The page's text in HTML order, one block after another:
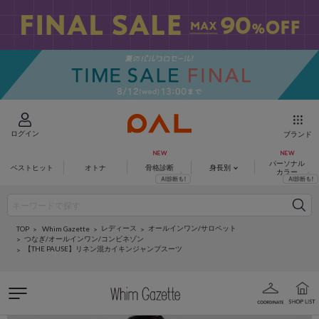
ログイン ブランド
ベストヒット オトナ 骨格診断 身長別
パーソナル
カラー
TOP Whim Gazette レディース
オールインワン/サロペット
つなぎ/オールインワン/コンビネゾン
【THE PAUSE】リネン混カイキンジャンプスーツ